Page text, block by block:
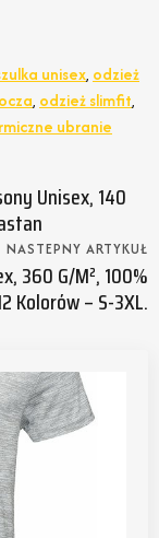
unisex, odzież
, odzież slimfit,
ubranie
Unisex, 140
NASTEPNY ARTYKUŁ
360 G/m², 100%
Kolorów – S-3XL.